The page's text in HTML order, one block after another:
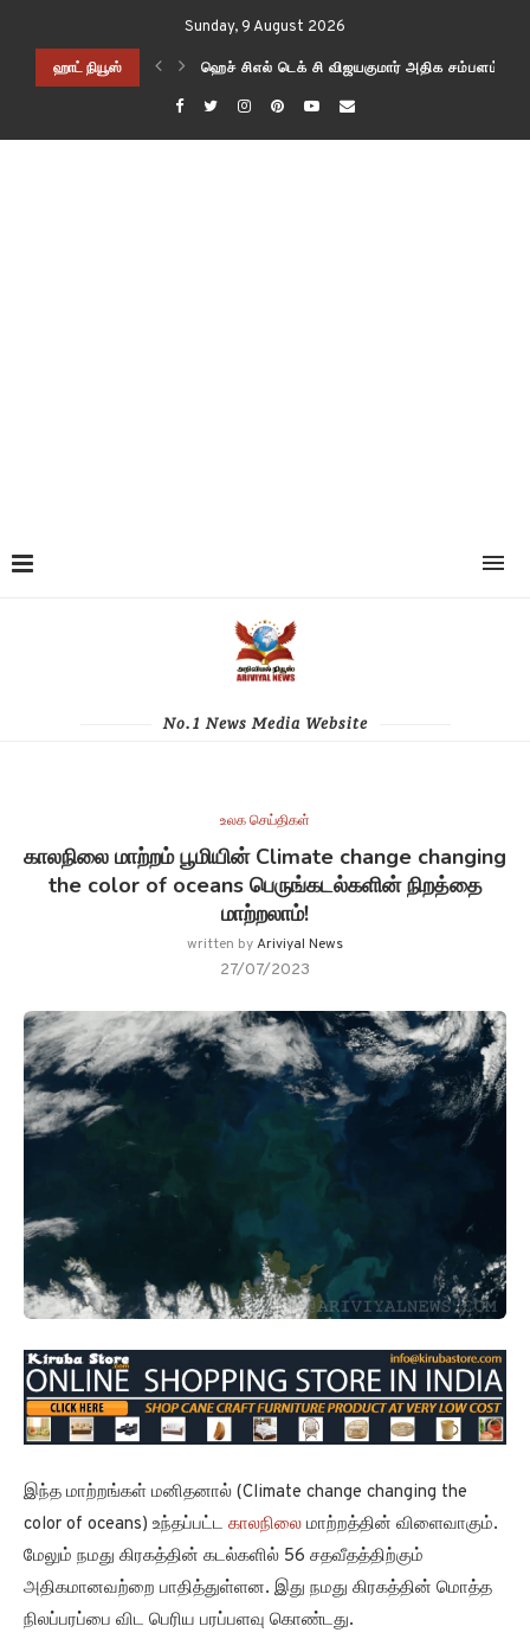
Sunday, 9 August 2026
ஹாட் நியூஸ்
மாற்றலாம் !!!
வாங்கும் இந்திய IT CEO?கோவிட் இன் குளிர் உறவினர்கள் – COLD
No.1 News Media Website
உலக செய்திகள்
காலநிலை மாற்றம் பூமியின் Climate change changing
the color of oceans பெருங்கடல்களின் நிறத்தை
மாற்றலாம்!
written byAriviyal News
27/07/2023
இந்த மாற்றங்கள் மனிதனால் (Climate change changing the
color of oceans) உந்தப்பட்ட காலநிலை மாற்றத்தின் விளைவாகும்.
மேலும் நமது கிரகத்தின் கடல்களில் 56 சதவீதத்திற்கும்
அதிகமானவற்றை பாதித்துள்ளன. இது நமது கிரகத்தின் மொத்த
நிலப்பரப்பை விட பெரிய பரப்பளவு கொண்டது.